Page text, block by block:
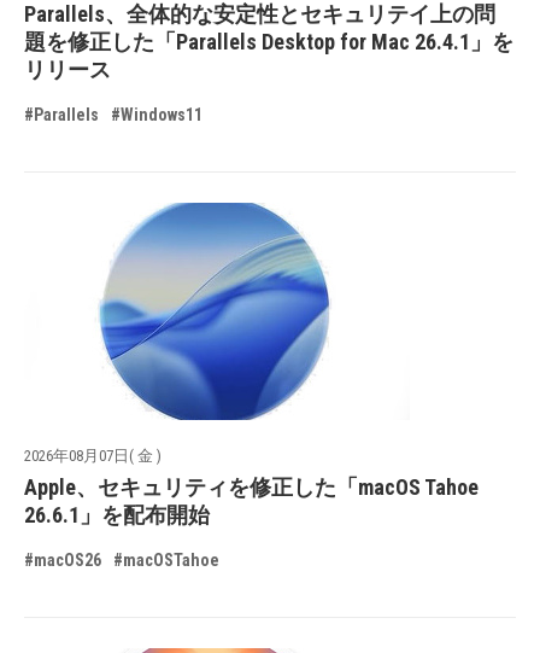
Parallels、全体的な安定性とセキュリテイ上の問
題を修正した「Parallels Desktop for Mac 26.4.1」を
リリース
#Parallels #Windows11
2026年08月07日( 金 )
Apple、セキュリティを修正した「macOS Tahoe
26.6.1」を配布開始
#macOS26 #macOSTahoe